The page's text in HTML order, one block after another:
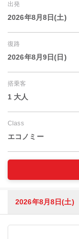
出発
2026年8月8日(土)
復路
2026年8月9日(日)
搭乗客
1 大人
Class
エコノミー
2026年8月8日(土)